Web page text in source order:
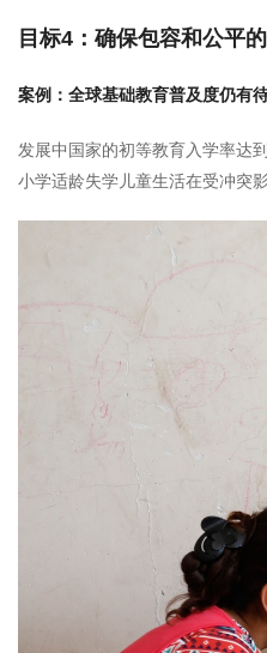
目标4：确保包容和公平
案例：全球基础教育普及度仍有
发展中国家的初等教育入学率达
小学适龄失学儿童生活在受冲突